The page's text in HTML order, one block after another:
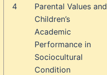
4
Parental Values and
Children’s
Academic
Performance in
Sociocultural
Condition